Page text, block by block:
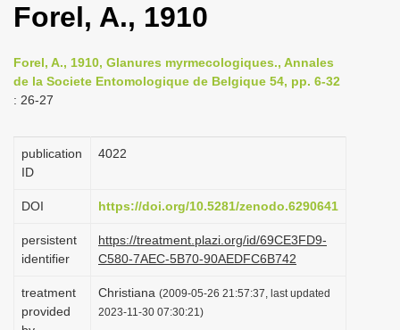
l
n
a
i
t
i
o
n
Forel, A., 1910
Forel, A., 1910, Glanures myrmecologiques., Annales
de la Societe Entomologique de Belgique 54, pp. 6-32
: 26-27
publication
ID
4022
DOI https://doi.org/10.5281/zenodo.6290641
persistent
identifier
https://treatment.plazi.org/id/69CE3FD9-
C580-7AEC-5B70-90AEDFC6B742
treatment
provided
Christiana (2009-05-26 21:57:37, last updated
2023-11-30 07:30:21)